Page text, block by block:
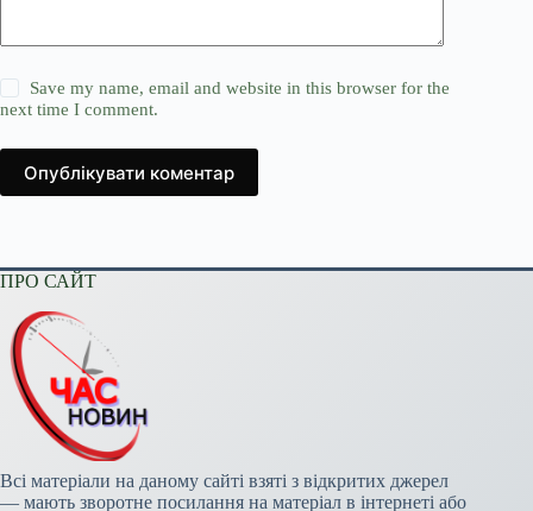
Save my name, email and website in this browser for the
next time I comment.
Опублікувати коментар
ПРО САЙТ
Всі матеріали на даному сайті взяті з відкритих джерел
— мають зворотне посилання на матеріал в інтернеті або